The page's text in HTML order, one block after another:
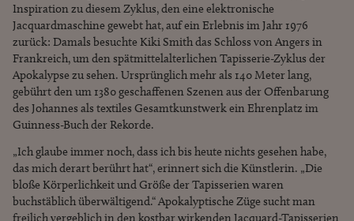
Inspiration zu diesem Zyklus, den eine elektronische
Jacquardmaschine gewebt hat, auf ein Erlebnis im Jahr 1976
zurück: Damals besuchte Kiki Smith das Schloss von Angers in
Frankreich, um den spätmittelalterlichen Tapisserie-Zyklus der
Apokalypse zu sehen. Ursprünglich mehr als 140 Meter lang,
gebührt den um 1380 geschaffenen Szenen aus der Offenbarung
des Johannes als textiles Gesamtkunstwerk ein Ehrenplatz im
Guinness-Buch der Rekorde.
„Ich glaube immer noch, dass ich bis heute nichts gesehen habe,
das mich derart berührt hat“, erinnert sich die Künstlerin. „Die
bloße Körperlichkeit und Größe der Tapisserien waren
buchstäblich überwältigend.“ Apokalyptische Züge sucht man
freilich vergeblich in den kostbar wirkenden Jacquard-Tapisserien